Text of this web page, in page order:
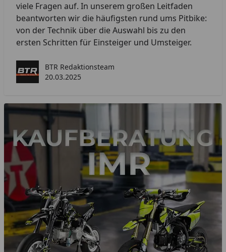
viele Fragen auf. In unserem großen Leitfaden
beantworten wir die häufigsten rund ums Pitbike:
von der Technik über die Auswahl bis zu den
ersten Schritten für Einsteiger und Umsteiger.
BTR Redaktionsteam
20.03.2025